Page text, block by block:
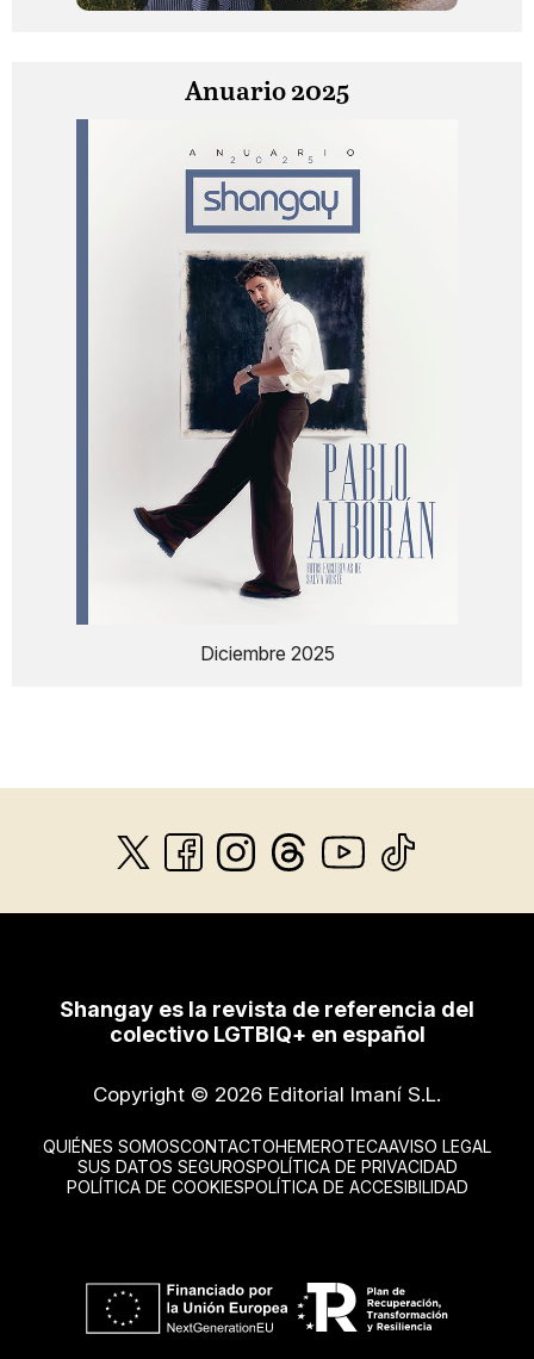
Anuario 2025
Diciembre 2025
Shangay es la revista de referencia del
colectivo LGTBIQ+ en español
Copyright © 2026 Editorial Imaní S.L.
QUIÉNES SOMOSCONTACTOHEMEROTECAAVISO LEGAL
SUS DATOS SEGUROSPOLÍTICA DE PRIVACIDAD
POLÍTICA DE COOKIESPOLÍTICA DE ACCESIBILIDAD